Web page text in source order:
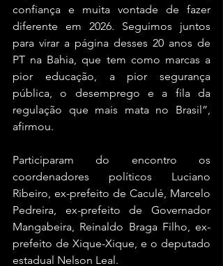
confiança e muita vontade de fazer
diferente em 2026. Seguimos juntos
para virar a página desses 20 anos de
PT na Bahia, que tem como marcas a
pior educação, a pior segurança
pública, o desemprego e a fila da
regulação que mais mata no Brasil”,
afirmou.
Participaram do encontro os
coordenadores políticos Luciano
Ribeiro, ex-prefeito de Caculé, Marcelo
Pedreira, ex-prefeito de Governador
Mangabeira, Reinaldo Braga Filho, ex-
prefeito de Xique-Xique, e o deputado
estadual Nelson Leal.